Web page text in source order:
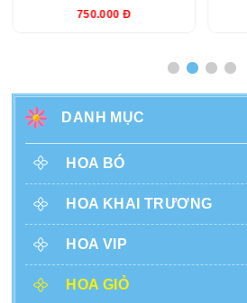
750.000 Đ
DANH MỤC
HOA BÓ
HOA KHAI TRƯƠNG
HOA VIP
HOA GIỎ